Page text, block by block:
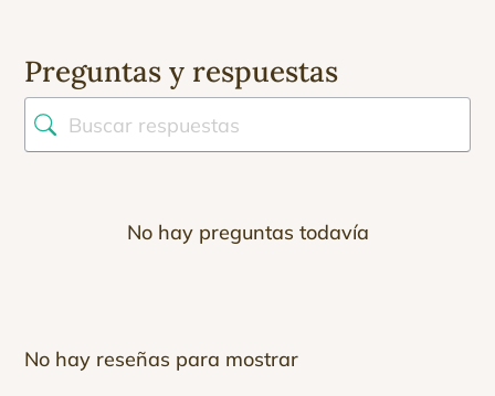
Preguntas y respuestas
No hay preguntas todavía
No hay reseñas para mostrar